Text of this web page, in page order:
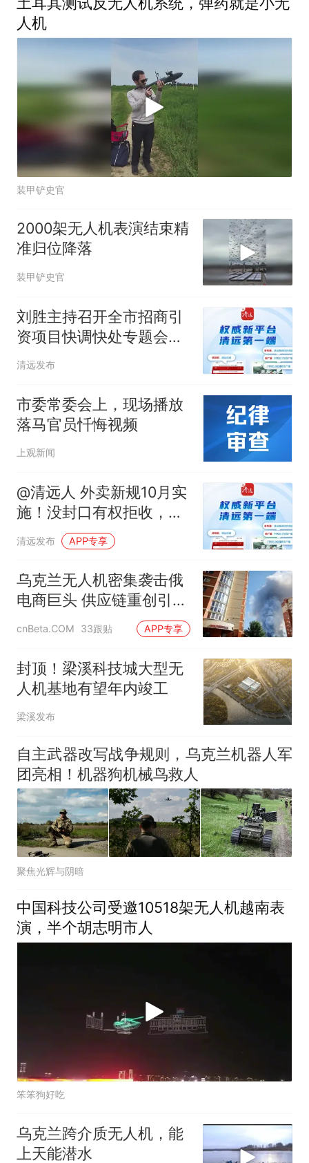
人机
装甲铲史官
2000架无人机表演结束精
准归位降落
装甲铲史官
刘胜主持召开全市招商引
资项目快调快处专题会议
聚力招大引优育新 增强产
清远发布
市委常委会上，现场播放
落马官员忏悔视频
上观新闻
@清远人 外卖新规10月实
施！没封口有权拒收，骑
手也有“拒送权”→
清远发布 APP专享
乌克兰无人机密集袭击俄
电商巨头 供应链重创引发
经济连锁反应
cnBeta.COM 33跟贴 APP专享
封顶！梁溪科技城大型无
人机基地有望年内竣工
梁溪发布
自主武器改写战争规则，乌克兰机器人军
团亮相！机器狗机械鸟救人
聚焦光辉与阴暗
中国科技公司受邀10518架无人机越南表
演，半个胡志明市人
笨笨狗好吃
乌克兰跨介质无人机，能
上天能潜水